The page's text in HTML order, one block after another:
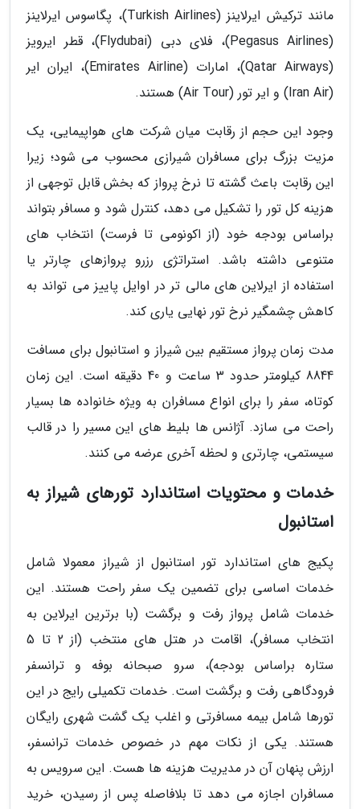
مانند ترکیش ایرلاینز (Turkish Airlines)، پگاسوس ایرلاینز
(Pegasus Airlines)، فلای دبی (Flydubai)، قطر ایرویز
(Qatar Airways)، امارات (Emirates Airline)، ایران ایر
(Iran Air) و ایر تور (Air Tour) هستند.
وجود این حجم از رقابت میان شرکت های هواپیمایی، یک
مزیت بزرگ برای مسافران شیرازی محسوب می شود؛ زیرا
این رقابت باعث گشته تا نرخ پرواز که بخش قابل توجهی از
هزینه کل تور را تشکیل می دهد، کنترل شود و مسافر بتواند
براساس بودجه خود (از اکونومی تا فرست) انتخاب های
متنوعی داشته باشد. استراتژی رزرو پروازهای چارتر یا
استفاده از ایرلاین های مالی تر در اوایل پاییز می تواند به
کاهش چشمگیر نرخ تور نهایی یاری کند.
مدت زمان پرواز مستقیم بین شیراز و استانبول برای مسافت
8844 کیلومتر حدود 3 ساعت و 40 دقیقه است. این زمان
کوتاه، سفر را برای انواع مسافران به ویژه خانواده ها بسیار
راحت می سازد. آژانس ها بلیط های این مسیر را در قالب
سیستمی، چارتری و لحظه آخری عرضه می کنند.
خدمات و محتویات استاندارد تورهای شیراز به
استانبول
پکیج های استاندارد تور استانبول از شیراز معمولا شامل
خدمات اساسی برای تضمین یک سفر راحت هستند. این
خدمات شامل پرواز رفت و برگشت (با برترین ایرلاین به
انتخاب مسافر)، اقامت در هتل های منتخب (از 2 تا 5
ستاره براساس بودجه)، سرو صبحانه بوفه و ترانسفر
فرودگاهی رفت و برگشت است. خدمات تکمیلی رایج در این
تورها شامل بیمه مسافرتی و اغلب یک گشت شهری رایگان
هستند. یکی از نکات مهم در خصوص خدمات ترانسفر،
ارزش پنهان آن در مدیریت هزینه ها هست. این سرویس به
مسافران اجازه می دهد تا بلافاصله پس از رسیدن، خرید